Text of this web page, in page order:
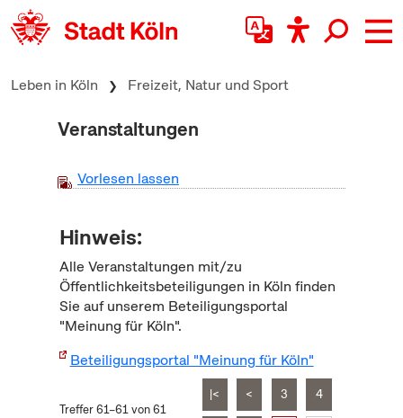
zum Inhalt springen
Leben in Köln Freizeit, Natur und Sport
Veranstaltungen
Vorlesen lassen
Hinweis:
Alle Veranstaltungen mit/zu
Öffentlichkeitsbeteiligungen in Köln finden
Sie auf unserem Beteiligungsportal
"Meinung für Köln".
Beteiligungsportal "Meinung für Köln"
Treffer 61–61 von 61
|< < 3 4